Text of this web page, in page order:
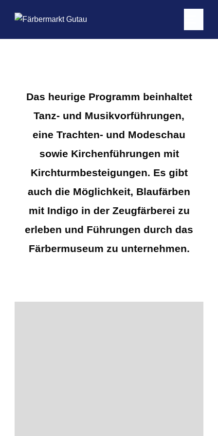
Das heurige Programm beinhaltet
Tanz- und Musikvorführungen,
eine Trachten- und Modeschau
sowie Kirchenführungen mit
Kirchturmbesteigungen. Es gibt
auch die Möglichkeit, Blaufärben
mit Indigo in der Zeugfärberei zu
erleben und Führungen durch das
Färbermuseum zu unternehmen.